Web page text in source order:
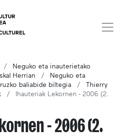
Neguko eta inauterietako
Herrian
Neguko eta
baliabide biltegia
Thierry
Ihauteriak Lekornen - 2006 (2.
- 2006 (2.